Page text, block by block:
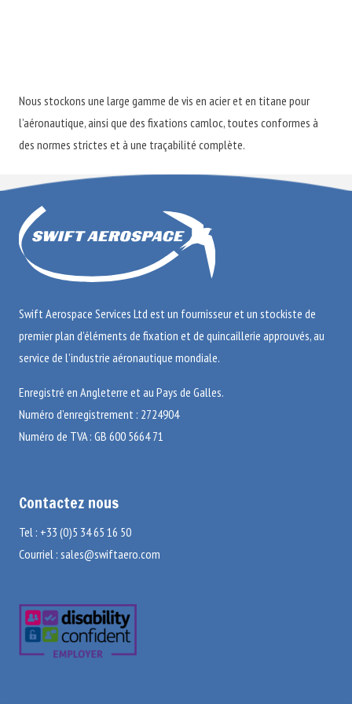
Nous stockons une large gamme de vis en acier et en titane pour
l’aéronautique, ainsi que des fixations camloc, toutes conformes à
des normes strictes et à une traçabilité complète.
Swift Aerospace Services Ltd est un fournisseur et un stockiste de
premier plan d’éléments de fixation et de quincaillerie approuvés, au
service de l’industrie aéronautique mondiale.
Enregistré en Angleterre et au Pays de Galles.
Numéro d’enregistrement : 2724904
Numéro de TVA : GB 600 5664 71
Contactez nous
Tel : +33 (0)5 34 65 16 50
Courriel : sales@swiftaero.com